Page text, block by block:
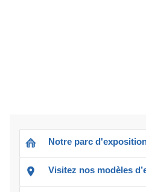
Notre parc
Visitez nos modèles